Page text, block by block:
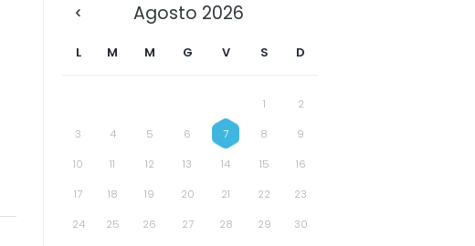
Agosto 2026
L M M G V S D
1 2
3 4 5 6 7 8 9
10 11 12 13 14 15 16
17 18 19 20 21 22 23
24 25 26 27 28 29 30